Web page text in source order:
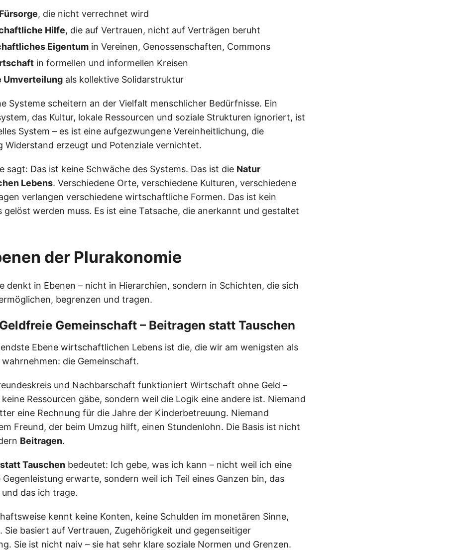
, die nicht verrechnet wird
Hilfe, die auf Vertrauen, nicht auf Verträgen beruht
Eigentum in Vereinen, Genossenschaften, Commons
in formellen und informellen Kreisen
Umverteilung als kollektive Solidarstruktur
Systeme scheitern an der Vielfalt menschlicher Bedürfnisse. Ein
das Kultur, lokale Ressourcen und soziale Strukturen ignoriert, ist
System – es ist eine aufgezwungene Vereinheitlichung, die
Widerstand erzeugt und Potenziale vernichtet.
sagt: Das ist keine Schwäche des Systems. Das ist die Natur
Lebens. Verschiedene Orte, verschiedene Kulturen, verschiedene
verlangen verschiedene wirtschaftliche Formen. Das ist kein
gelöst werden muss. Es ist eine Tatsache, die anerkannt und gestaltet
der Plurakonomie
denkt in Ebenen – nicht in Hierarchien, sondern in Schichten, die sich
begrenzen und tragen.
Gemeinschaft – Beitragen statt Tauschen
Ebene wirtschaftlichen Lebens ist die, die wir am wenigsten als
die Gemeinschaft.
und Nachbarschaft funktioniert Wirtschaft ohne Geld –
Ressourcen gäbe, sondern weil die Logik eine andere ist. Niemand
eine Rechnung für die Jahre der Kinderbetreuung. Niemand
Freund, der beim Umzug hilft, einen Stundenlohn. Die Basis ist nicht
Beitragen.
Tauschen bedeutet: Ich gebe, was ich kann – nicht weil ich eine
erwarte, sondern weil ich Teil eines Ganzen bin, das
das ich trage.
kennt keine Konten, keine Schulden im monetären Sinne,
Sie basiert auf Vertrauen, Zugehörigkeit und gegenseitiger
Sie ist nicht naiv – sie hat sehr klare soziale Normen und Grenzen.